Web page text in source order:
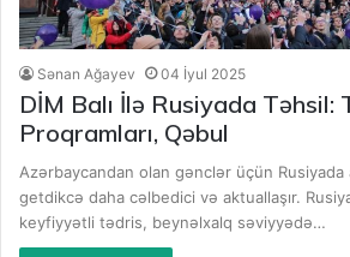
Sənan Ağayev 04 İyul 2025
DİM Balı İlə Rusiyada Təhsil:
Proqramları, Qəbul
Azərbaycandan olan gənclər üçün
getdikcə daha cəlbedici və aktuallaşır.
keyfiyyətli tədris, beynəlxalq səviyyədə…